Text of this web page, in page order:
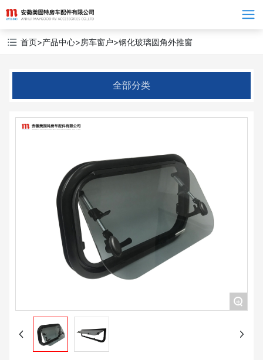
首页>产品中心>房车窗户>钢化玻璃圆角外推窗
全部分类
+